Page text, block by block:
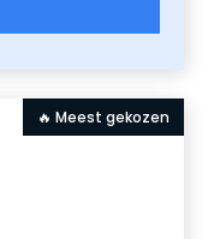
🔥 Meest gekozen